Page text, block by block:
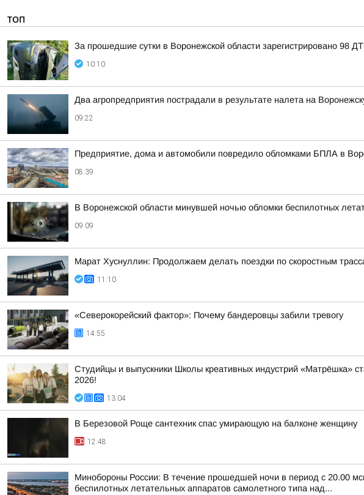
ТОП
За прошедшие сутки в Воронежской области зарегистрировано 98
10:10
Два агропредприятия пострадали в результате налета на
09:22
Предприятие, дома и автомобили повредило обломками БПЛА в
08:39
В Воронежской области минувшей ночью обломки беспилотных
09:09
Марат Хуснуллин: Продолжаем делать поездки по скоростным
11:10
«Северокорейский фактор»: Почему бандеровцы забили тревогу
14:55
Студийцы и выпускники Школы креативных индустрий «Матрёшка»
2026!
13:04
В Березовой Роще сантехник спас умирающую на балконе женщину
12:48
Минобороны России: В течение прошедшей ночи в период с 20.00
беспилотных летательных аппаратов самолетного типа над...